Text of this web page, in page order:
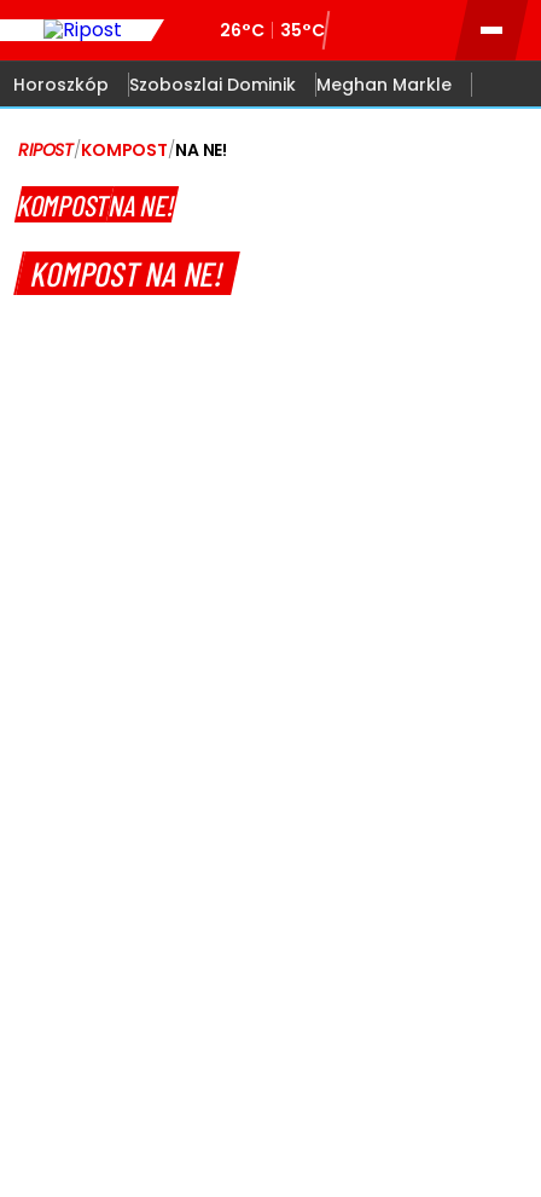
26°C 35°C
Horoszkóp Szoboszlai Dominik Meghan Markle
RIPOST/KOMPOST/NA NE!
KOMPOSTNA NE!
KOMPOST NA NE!